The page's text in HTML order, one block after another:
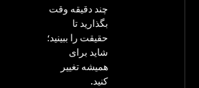
چند دقیقه وقت
بگذارید تا
حقیقت را ببینید؛
شاید برای
همیشه تغییر
کنید.